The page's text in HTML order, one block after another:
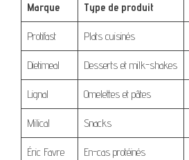
Marque Type de produit
Protifast Plats cuisinés
Dietimeal Desserts et milk-shakes
Lignal Omelettes et pâtes
Milical Snacks
Éric Favre En-cas protéinés